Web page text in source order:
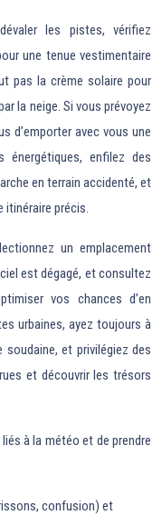
les pistes, vérifiez
une tenue vestimentaire
pas la crème solaire pour
la neige. Si vous prévoyez
d’emporter avec vous une
énergétiques, enfilez des
en terrain accidenté, et
itinéraire précis.
un emplacement
est dégagé, et consultez
vos chances d’en
urbaines, ayez toujours à
soudaine, et privilégiez des
et découvrir les trésors
à la météo et de prendre
confusion) et